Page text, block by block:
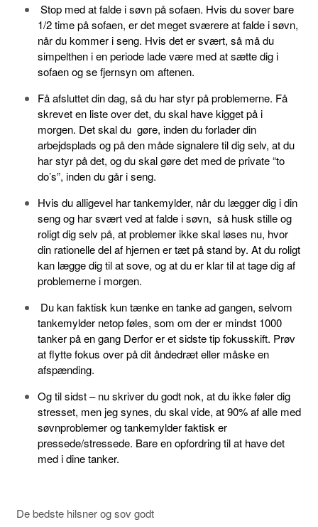
Stop med at falde i søvn på sofaen. Hvis du sover bare
1/2 time på sofaen, er det meget sværere at falde i søvn,
når du kommer i seng. Hvis det er svært, så må du
simpelthen i en periode lade være med at sætte dig i
sofaen og se fjernsyn om aftenen.
Få afsluttet din dag, så du har styr på problemerne. Få
skrevet en liste over det, du skal have kigget på i
morgen. Det skal du gøre, inden du forlader din
arbejdsplads og på den måde signalere til dig selv, at du
har styr på det, og du skal gøre det med de private “to
do’s”, inden du går i seng.
Hvis du alligevel har tankemylder, når du lægger dig i din
seng og har svært ved at falde i søvn, så husk stille og
roligt dig selv på, at problemer ikke skal løses nu, hvor
din rationelle del af hjernen er tæt på stand by. At du roligt
kan lægge dig til at sove, og at du er klar til at tage dig af
problemerne i morgen.
Du kan faktisk kun tænke en tanke ad gangen, selvom
tankemylder netop føles, som om der er mindst 1000
tanker på en gang Derfor er et sidste tip fokusskift. Prøv
at flytte fokus over på dit åndedræt eller måske en
afspænding.
Og til sidst – nu skriver du godt nok, at du ikke føler dig
stresset, men jeg synes, du skal vide, at 90% af alle med
søvnproblemer og tankemylder faktisk er
pressede/stressede. Bare en opfordring til at have det
med i dine tanker.
De bedste hilsner og sov godt